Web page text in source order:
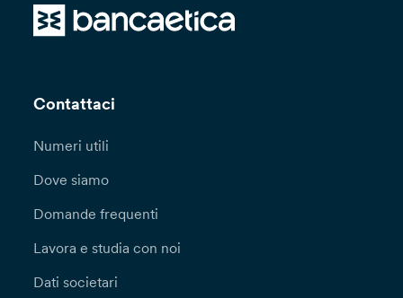
Contattaci
Numeri utili
Dove siamo
Domande frequenti
Lavora e studia con noi
Dati societari